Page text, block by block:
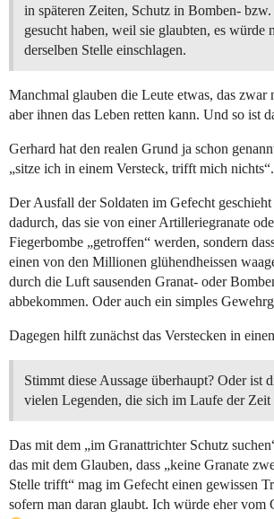
in späteren Zeiten, Schutz in Bomben-
gesucht haben, weil sie glaubten, es würde
derselben Stelle einschlagen.
Manchmal glauben die Leute etwas, das zwar
aber ihnen das Leben retten kann. Und so ist
Gerhard hat den realen Grund ja schon
„sitze ich in einem Versteck, trifft mich nichts“.
Der Ausfall der Soldaten im Gefecht
dadurch, das sie von einer Artilleriegranate
Fiegerbombe „getroffen“ werden, sondern
einen von den Millionen glühendheissen
durch die Luft sausenden Granat- oder
abbekommen. Oder auch ein simples
Dagegen hilft zunächst das Verstecken in
Stimmt diese Aussage überhaupt? Oder ist
vielen Legenden, die sich im Laufe der Zeit
Das mit dem „im Granattrichter Schutz
das mit dem Glauben, dass „keine Granate
Stelle trifft“ mag im Gefecht einen gewissen
sofern man daran glaubt. Ich würde eher vom